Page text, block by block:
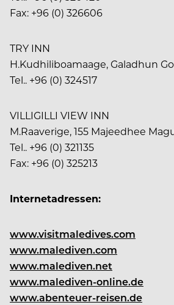
Fax: +96 (0) 326606
TRY INN
H.Kudhiliboamaage, Galadhun
Tel.. +96 (0) 324517
VILLIGILLI VIEW INN
M.Raaverige, 155 Majeedhee
Tel.. +96 (0) 321135
Fax: +96 (0) 325213
Internetadressen:
www.visitmaledives.com
www.malediven.com
www.malediven.net
www.malediven-online.de
www.abenteuer-reisen.de